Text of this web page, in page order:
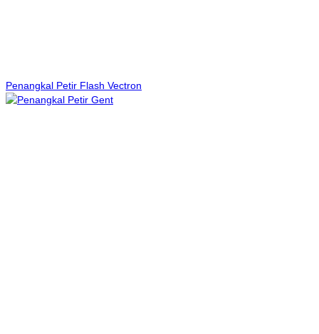
Penangkal Petir Flash Vectron